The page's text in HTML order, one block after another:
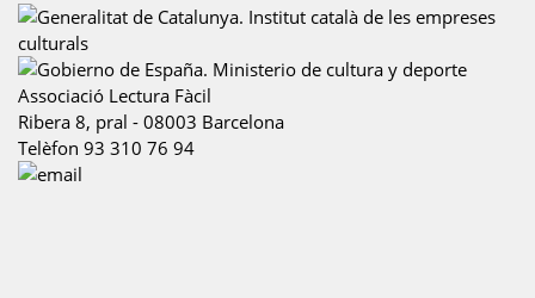
Associació Lectura Fàcil
Ribera 8, pral - 08003 Barcelona
Telèfon 93 310 76 94